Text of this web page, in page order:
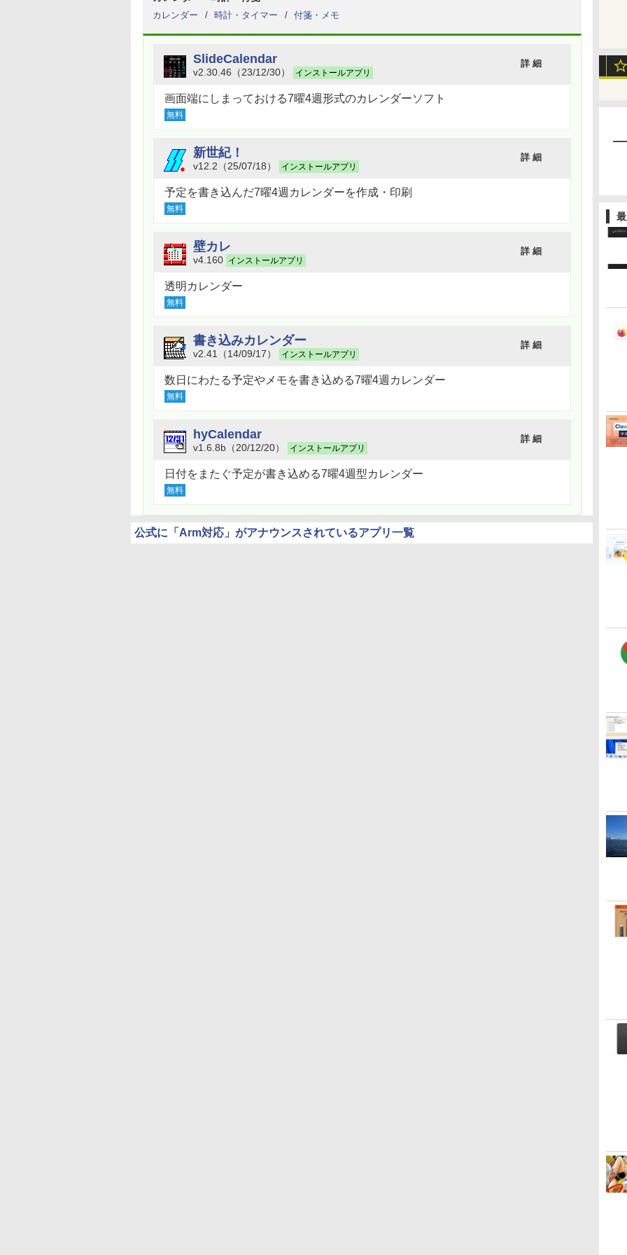
カレンダー
時計・タイマー 付箋・メモ
SlideCalendar
v2.30.46（23/12/30） インストールアプリ
詳 細
画面端にしまっておける7曜4週形式のカレンダーソフト
無料
新世紀！
v12.2（25/07/18） インストールアプリ
詳 細
予定を書き込んだ7曜4週カレンダーを作成・印刷
無料
壁カレ
v4.160 インストールアプリ
詳 細
透明カレンダー
無料
書き込みカレンダー
v2.41（14/09/17） インストールアプリ
詳 細
数日にわたる予定やメモを書き込める7曜4週カレンダー
無料
hyCalendar
v1.6.8b（20/12/20） インストールアプリ
詳 細
日付をまたぐ予定が書き込める7曜4週型カレンダー
無料
公式に「Arm対応」がアナウンスされているアプリ一覧